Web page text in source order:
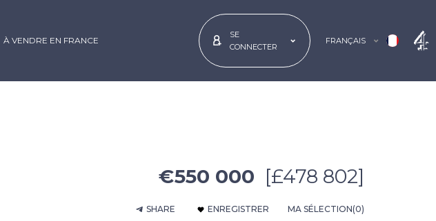
À VENDRE EN FRANCE
SE
CONNECTER
FRANÇAIS
€550 000 [£478 802]
SHARE ENREGISTRER MA SÉLECTION(0)